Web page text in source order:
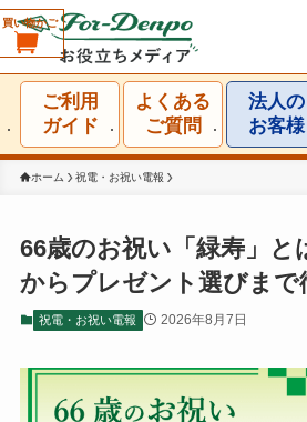
買い物かご
ご利用
ガイド
よくある
ご質問
法人の
お客様
利用シーン一覧
結婚祝い
誕生日祝い
お見舞い・お礼
移転・開店・受賞祝い
ホーム 祝電・お祝い電報
66歳のお祝い「緑寿」と
からプレゼント選びまで
祝電・お祝い電報 2026年8月7日